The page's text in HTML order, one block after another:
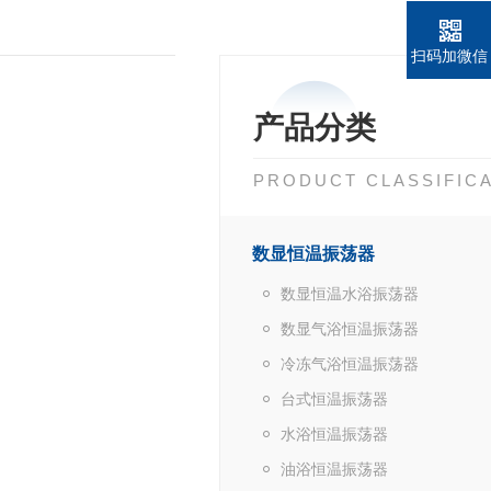
产品分类
PRODUCT
数显恒温振荡器
数显恒温水浴振荡器
数显气浴恒温振荡器
冷冻气浴恒温振荡器
台式恒温振荡器
水浴恒温振荡器
油浴恒温振荡器
扫码加微信